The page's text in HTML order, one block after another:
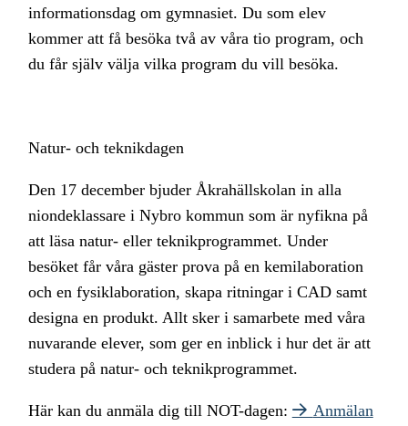
informationsdag om gymnasiet. Du som elev
kommer att få besöka två av våra tio program, och
du får själv välja vilka program du vill besöka.
Natur- och teknikdagen
Den 17 december bjuder Åkrahällskolan in alla
niondeklassare i Nybro kommun som är nyfikna på
att läsa natur- eller teknikprogrammet. Under
besöket får våra gäster prova på en kemilaboration
och en fysiklaboration, skapa ritningar i CAD samt
designa en produkt. Allt sker i samarbete med våra
nuvarande elever, som ger en inblick i hur det är att
studera på natur- och teknikprogrammet.
Här kan du anmäla dig till NOT-dagen:
Anmälan